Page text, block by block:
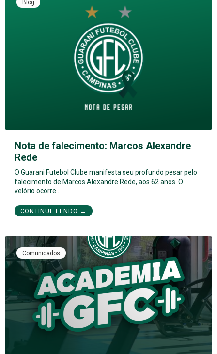
Blog
Nota de falecimento: Marcos Alexandre
Rede
O Guarani Futebol Clube manifesta seu profundo pesar pelo
falecimento de Marcos Alexandre Rede, aos 62 anos. O
velório ocorre…
CONTINUE LENDO →
Comunicados